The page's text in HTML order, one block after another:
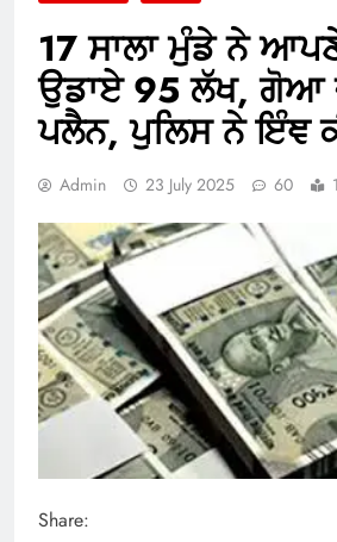
17 ਸਾਲਾ ਮੁੰਡੇ ਨੇ
ਉਡਾਏ 95 ਲੱਖ, ਗੋਆ
ਪਲੈਨ, ਪੁਲਿਸ ਨੇ ਇੰਞ
Admin 23 July 2025 60
Share: